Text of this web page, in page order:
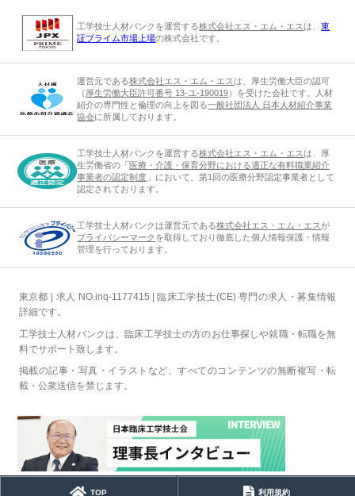
工学技士人材バンクを運営する株式会社エス・エム・エスは、東
証プライム市場上場の株式会社です。
運営元である株式会社エス・エム・エスは、厚生労働大臣の認可
（ 厚生労働大臣許可番号 13-ユ-190019）を受けた会社です。人材
紹介の専門性と倫理の向上を図る一般社団法人 日本人材紹介事業
協会に所属しております。
工学技士人材バンクを運営する株式会社エス・エム・エスは、厚
生労働省の「 医療・介護・保育分野における適正な有料職業紹介
事業者の認定制度 」において、第1回の医療分野認定事業者として
認定されております。
工学技士人材バンクは運営元である株式会社エス・エム・エスが
プライバシーマーク を取得しており徹底した個人情報保護・情報
管理を行っております。
東京都 | 求人 NO.inq-1177415 | 臨床工学技士(CE) 専門の求人・募集情報
詳細です。
工学技士人材バンクは、臨床工学技士の方のお仕事探しや就職・転職を無
料でサポート致します。
掲載の記事・写真・イラストなど、すべてのコンテンツの無断複写・転
載・公衆送信を禁じます。
TOP 利用規約